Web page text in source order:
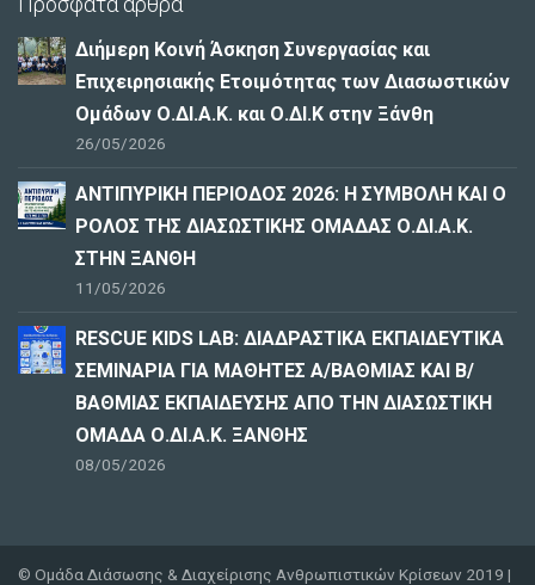
Διήμερη Κοινή Άσκηση Συνεργασίας και
Επιχειρησιακής Ετοιμότητας των Διασωστικών
Ομάδων Ο.ΔΙ.Α.Κ. και Ο.ΔΙ.Κ στην Ξάνθη
26/05/2026
ΑΝΤΙΠΥΡΙΚΗ ΠΕΡΙΟΔΟΣ 2026: Η ΣΥΜΒΟΛΗ ΚΑΙ Ο
ΡΟΛΟΣ ΤΗΣ ΔΙΑΣΩΣΤΙΚΗΣ ΟΜΑΔΑΣ Ο.ΔΙ.Α.Κ.
ΣΤΗΝ ΞΑΝΘΗ
11/05/2026
RESCUE KIDS LAB: ΔΙAΔΡΑΣΤΙΚΑ ΕΚΠΑΙΔΕΥΤΙΚΑ
ΣΕΜΙΝΑΡΙΑ ΓΙΑ ΜΑΘΗΤΕΣ Α/ΒΑΘΜΙΑΣ ΚΑΙ Β/
ΒΑΘΜΙΑΣ ΕΚΠΑΙΔΕΥΣΗΣ ΑΠΟ ΤΗΝ ΔΙΑΣΩΣΤΙΚΗ
ΟΜΑΔΑ Ο.ΔΙ.Α.Κ. ΞΑΝΘΗΣ
08/05/2026
© Ομάδα Διάσωσης & Διαχείρισης Ανθρωπιστικών Κρίσεων 2019 |